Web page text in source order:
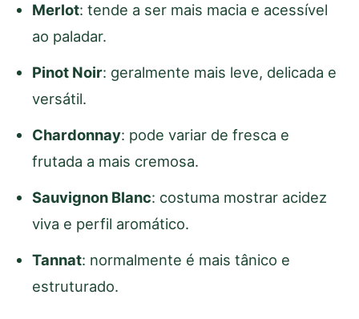
Merlot: tende a ser mais macia e acessível
ao paladar.
Pinot Noir: geralmente mais leve, delicada e
versátil.
Chardonnay: pode variar de fresca e
frutada a mais cremosa.
Sauvignon Blanc: costuma mostrar acidez
viva e perfil aromático.
Tannat: normalmente é mais tânico e
estruturado.